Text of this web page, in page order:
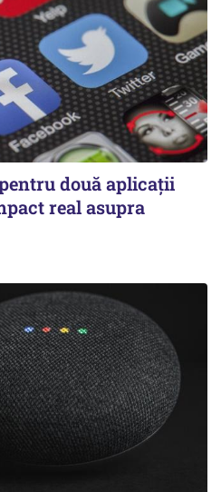
două aplicații
real asupra